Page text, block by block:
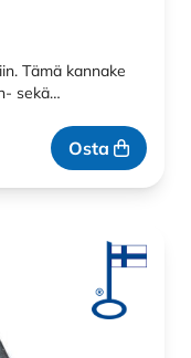
Tämä kannake
sekä…
Osta